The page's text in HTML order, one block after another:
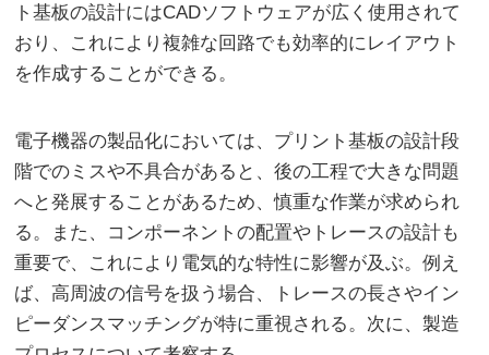
ト基板の設計にはCADソフトウェアが広く使用されて
おり、これにより複雑な回路でも効率的にレイアウト
を作成することができる。
電子機器の製品化においては、プリント基板の設計段
階でのミスや不具合があると、後の工程で大きな問題
へと発展することがあるため、慎重な作業が求められ
る。また、コンポーネントの配置やトレースの設計も
重要で、これにより電気的な特性に影響が及ぶ。例え
ば、高周波の信号を扱う場合、トレースの長さやイン
ピーダンスマッチングが特に重視される。次に、製造